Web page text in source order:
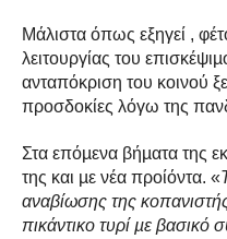
Μάλιστα όπως εξηγεί ,
λειτουργίας του
ανταπόκριση του κοινού
προσδοκίες λόγω της
Στα επόµενα βήµατα της
της και µε νέα προίόντα. «
αναβίωσης της
πικάντικο τυρί µε βασικό